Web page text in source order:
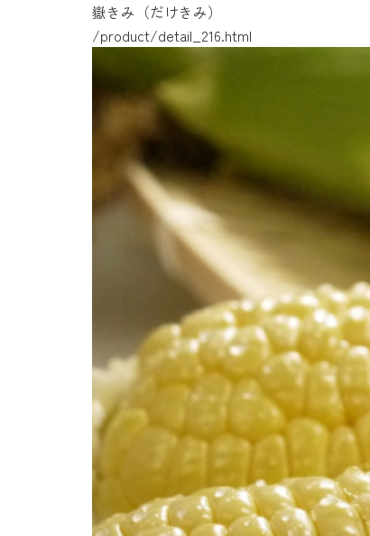
嶽きみ（だけきみ）
/product/detail_216.html
/product/detail_190.html
/product/detail_31.html